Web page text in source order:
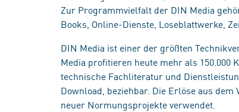
Zur Programmvielfalt der DIN Media
Books, Online-Dienste, Loseblattwerke,
DIN Media ist einer der größten
Media profitieren heute mehr als 150.000
technische Fachliteratur und
Download, beziehbar. Die Erlöse aus
neuer Normungsprojekte verwendet.